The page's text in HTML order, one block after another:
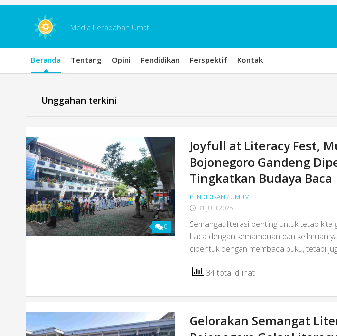
Skip
Media Peradaban Umat
Beranda Tentang Opini Pendidikan Perspektif Kontak
Unggahan terkini
0
Joyfull at Literacy Fest,
Bojonegoro Gandeng
Tingkatkan Budaya Baca
PENDIDIKAN / UMUM
31 JULI 2025
Semangat literasi penting untuk tetap
baca dengan kemampuan dan keilmuan
dibentuk dengan membaca buku, tetapi
34 total dilihat
Gelorakan Semangat